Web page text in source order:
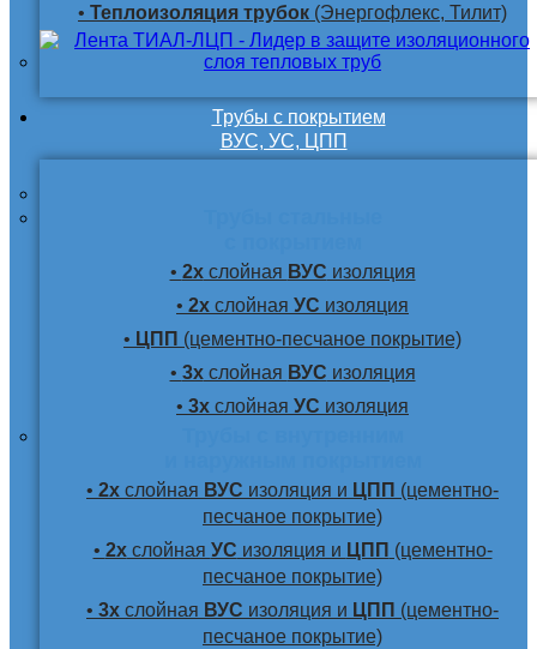
• Теплоизоляция трубок (Энергофлекс, Тилит)
Трубы с покрытием
ВУС, УС, ЦПП
• 2хслойная ВУС изоляция
• 2х слойная УС изоляция
• ЦПП (цементно-песчаное покрытие)
• 3хслойная ВУС изоляция
• 3х слойная УС изоляция
• 2х слойная ВУС изоляция и ЦПП (цементно-
песчаное покрытие)
• 2хслойная УС изоляция и ЦПП (цементно-
песчаное покрытие)
• 3х слойная ВУС изоляция и ЦПП (цементно-
песчаное покрытие)